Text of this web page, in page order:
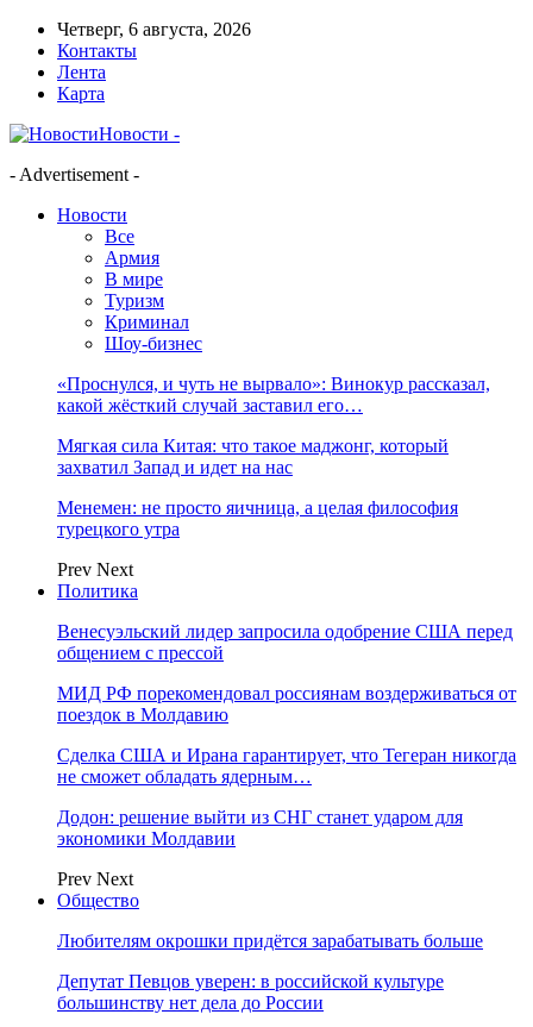
Четверг, 6 августа, 2026
Контакты
Лента
Карта
Новости -
- Advertisement -
Новости
Все
Армия
В мире
Туризм
Криминал
Шоу-бизнес
«Проснулся, и чуть не вырвало»: Винокур рассказал,
какой жёсткий случай заставил его…
Мягкая сила Китая: что такое маджонг, который
захватил Запад и идет на нас
Менемен: не просто яичница, а целая философия
турецкого утра
Prev Next
Политика
Венесуэльский лидер запросила одобрение США перед
общением с прессой
МИД РФ порекомендовал россиянам воздерживаться от
поездок в Молдавию
Сделка США и Ирана гарантирует, что Тегеран никогда
не сможет обладать ядерным…
Додон: решение выйти из СНГ станет ударом для
экономики Молдавии
Prev Next
Общество
Любителям окрошки придётся зарабатывать больше
Депутат Певцов уверен: в российской культуре
большинству нет дела до России